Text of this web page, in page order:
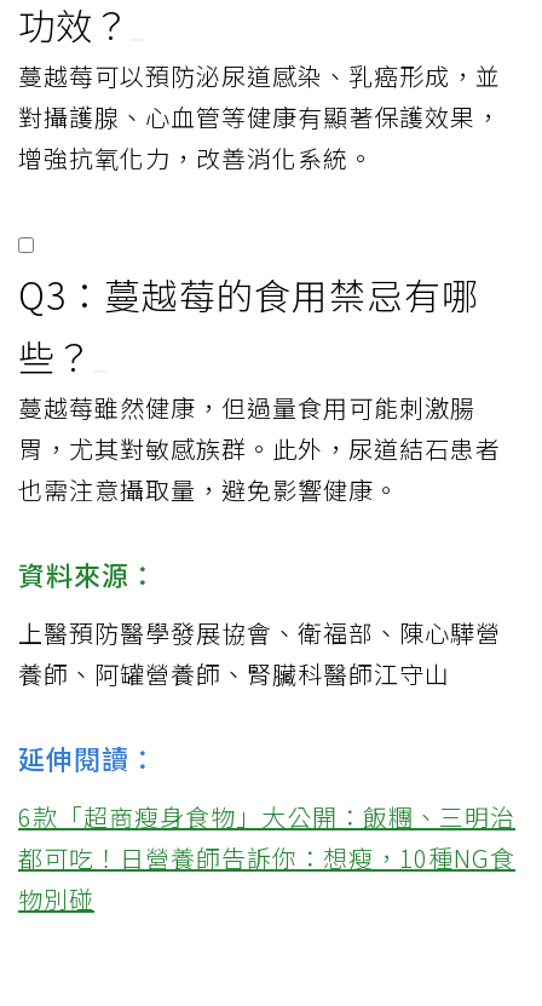
功效？
蔓越莓可以預防泌尿道感染、乳癌形成，並
對攝護腺、心血管等健康有顯著保護效果，
增強抗氧化力，改善消化系統。
Q3：蔓越莓的食用禁忌有哪
些？
蔓越莓雖然健康，但過量食用可能刺激腸
胃，尤其對敏感族群。此外，尿道結石患者
也需注意攝取量，避免影響健康。
資料來源：
上醫預防醫學發展協會 、 衛福部 、 陳心驊營
養師 、 阿罐營養師 、 腎臟科醫師江守山
延伸閱讀：
6款「超商瘦身食物」大公開：飯糰、三明治
都可吃！日營養師告訴你：想瘦，10種NG食
物別碰